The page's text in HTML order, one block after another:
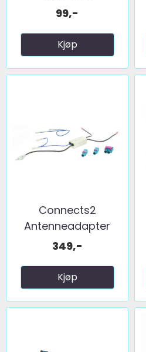
99,-
Kjøp
Connects2
Antenneadapter
(FM) 2 x fakra ...
349,-
Kjøp